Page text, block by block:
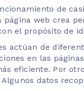
de
página web crea
el propósito de
actúan de
en las
eficiente. Por
Algunos datos